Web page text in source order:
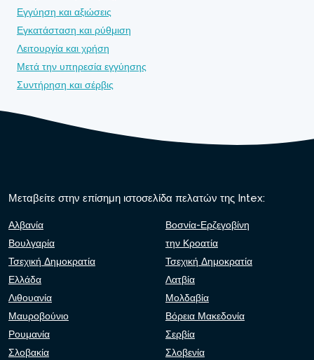
Εγγύηση και αξιώσεις
Εγκατάσταση και ρύθμιση
Λειτουργία και χρήση
Μετά την υπηρεσία εγγύησης
Συντήρηση και σέρβις
Μεταβείτε στην επίσημη ιστοσελίδα πελατών της Intex:
Αλβανία
Βοσνία-Ερζεγοβίνη
Βουλγαρία
την Κροατία
Τσεχική Δημοκρατία
Τσεχική Δημοκρατία
Ελλάδα
Λατβία
Λιθουανία
Μολδαβία
Μαυροβούνιο
Βόρεια Μακεδονία
Ρουμανία
Σερβία
Σλοβακία
Σλοβενία